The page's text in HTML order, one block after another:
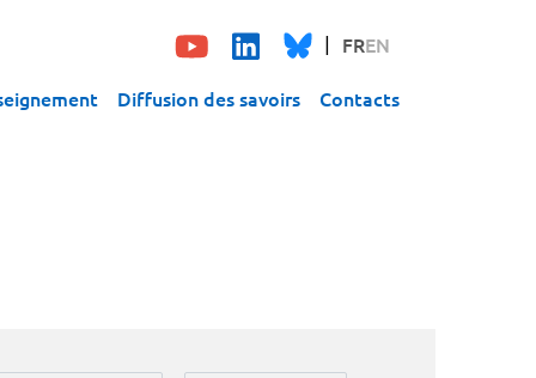
FREN
Diffusion des savoirs Contacts